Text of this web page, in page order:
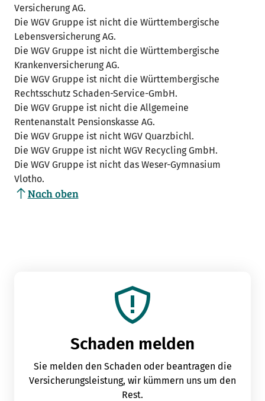
Versicherung AG.
Die WGV Gruppe ist nicht die Württembergische
Lebensversicherung AG.
Die WGV Gruppe ist nicht die Württembergische
Krankenversicherung AG.
Die WGV Gruppe ist nicht die Württembergische
Rechtsschutz Schaden-Service-GmbH.
Die WGV Gruppe ist nicht die Allgemeine
Rentenanstalt Pensionskasse AG.
Die WGV Gruppe ist nicht WGV Quarzbichl.
Die WGV Gruppe ist nicht WGV Recycling GmbH.
Die WGV Gruppe ist nicht das Weser-Gymnasium
Vlotho.
Nach oben
Schaden melden
Sie melden den Schaden oder beantragen die
Versicherungsleistung, wir kümmern uns um den
Rest.